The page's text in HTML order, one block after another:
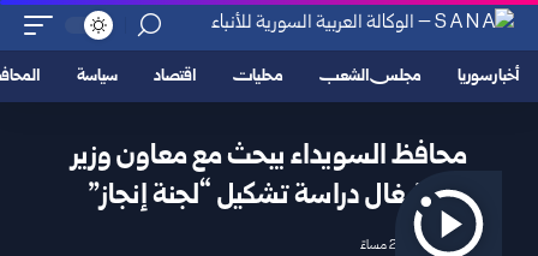
أخبار سوريا مجلس الشعب محليات اقتصاد سياسة
محافظ السويداء يبحث مع معاون وزير
الأشغال دراسة تشكيل “لجنة إنجاز”
2026/07/02 2:38 مساءً